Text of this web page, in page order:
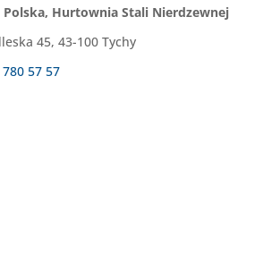
Polska, Hurtownia Stali Nierdzewnej
45, 43-100 Tychy
57 57